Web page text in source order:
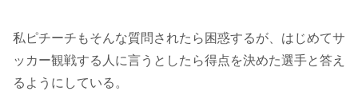
私ピチーチもそんな質問されたら困惑するが、はじめてサ
ッカー観戦する人に言うとしたら得点を決めた選手と答え
るようにしている。